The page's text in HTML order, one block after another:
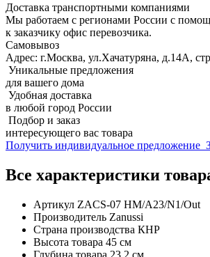
Доставка транспортными компаниями
Мы работаем с регионами России с
к заказчику офис перевозчика.
Самовывоз
Адрес: г.Москва, ул.Хачатуряна, д.14А,
Уникальные предложения
для вашего дома
Удобная доставка
в любой город России
Подбор и заказ
интересующего вас товара
Получить индивидуальное предложение
Все характеристики
Артикул ZACS-07 HM/A23/N1/Out
Производитель Zanussi
Страна производства КНР
Высота товара 45 см
Глубина товара 23.2 см